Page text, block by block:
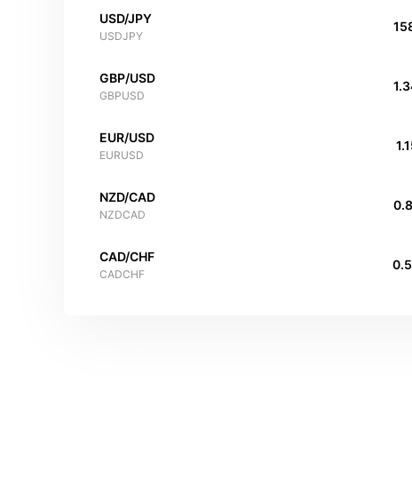
USD/JPY
USDJPY
GBP/USD
GBPUSD
EUR/USD
EURUSD
NZD/CAD
NZDCAD
CAD/CHF
CADCHF